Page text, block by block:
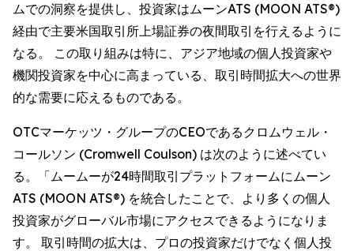
ムでの洞察を提供し、投資家はムーンATS (MOON ATS®)
経由で主要米国取引所上場証券の夜間取引を行えるように
なる。 この取り組みは特に、アジア地域の個人投資家や
機関投資家を中心に高まっている、取引時間拡大への世界
的な需要に応えるものである。
OTCマーケッツ・グループのCEOであるクロムウェル・
コールソン (Cromwell Coulson) は次のように述べてい
る。「ムームーが24時間取引プラットフォームにムーン
ATS (MOON ATS®) を統合したことで、より多くの個人
投資家がグローバル市場にアクセスできるようになりま
す。 取引時間の拡大は、プロの投資家だけでなく個人投